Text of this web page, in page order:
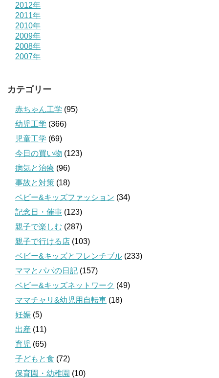
2012年
2011年
2010年
2009年
2008年
2007年
カテゴリー
赤ちゃん工学 (95)
幼児工学 (366)
児童工学 (69)
今日の買い物 (123)
病気と治療 (96)
事故と対策 (18)
ベビー&キッズファッション (34)
記念日・催事 (123)
親子で楽しむ (287)
親子で行ける店 (103)
ベビー&キッズとフレンチブル (233)
ママとパパの日記 (157)
ベビー&キッズネットワーク (49)
ママチャリ&幼児用自転車 (18)
妊娠 (5)
出産 (11)
育児 (65)
子どもと食 (72)
保育園・幼稚園 (10)